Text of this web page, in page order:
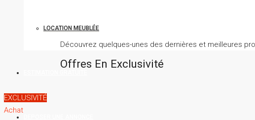
LOCATION MEUBLÉE
Découvrez quelques-unes des dernières et meilleures
Offres En Exclusivité
EXCLUSIVITÉ
Achat